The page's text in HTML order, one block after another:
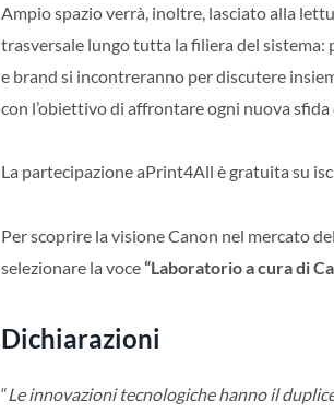
Ampio spazio verrà, inoltre, lasciato alla
trasversale lungo tutta la filiera del
e brand si incontreranno per discutere
con l’obiettivo di affrontare ogni nuova
La partecipazione aPrint4All è gratuita su
Per scoprire la visione Canon nel mercato
selezionare la voce“Laboratorio a cura di
Dichiarazioni
“Le innovazioni tecnologiche hanno il